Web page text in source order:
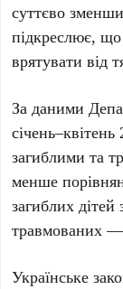
суттєво
підкреслює, що
врятувати від
За даними
загиблими та
менше
загиблих
травмованих
Українське